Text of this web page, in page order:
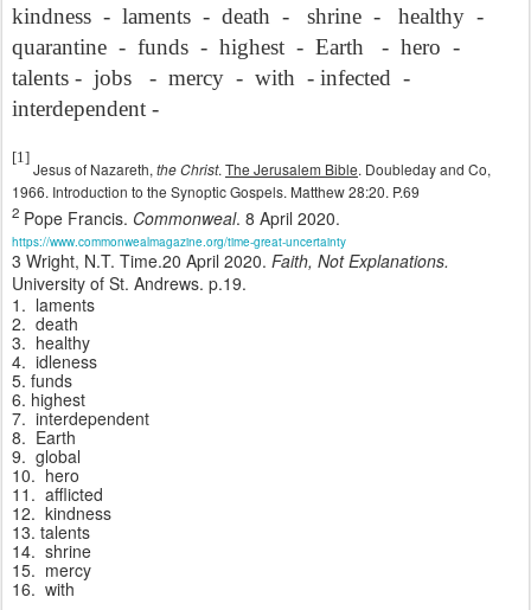
kindness - laments - death - shrine - healthy -
quarantine - funds - highest - Earth - hero -
talents - jobs - mercy - with - infected -
interdependent -
[1]
Jesus of Nazareth, the Christ. The Jerusalem Bible. Doubleday and Co,
1966. Introduction to the Synoptic Gospels. Matthew 28:20. P.69
2 Pope Francis. Commonweal. 8 April 2020.
https://www.commonwealmagazine.org/time-great-uncertainty
3 Wright, N.T. Time.20 April 2020. Faith, Not Explanations.
University of St. Andrews. p.19.
1. laments
2. death
3. healthy
4. idleness
5. funds
6. highest
7. interdependent
8. Earth
9. global
10. hero
11. afflicted
12. kindness
13. talents
14. shrine
15. mercy
16. with